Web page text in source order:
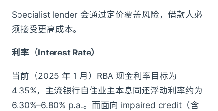
Specialist lender 会通过定价覆盖风险，借款人必
须接受更高成本。
利率（Interest Rate）
当前（2025 年 1 月）RBA 现金利率目标为
4.35%，主流银行自住业主本息同还浮动利率约为
6.30%–6.80% p.a.。而面向 impaired credit（含